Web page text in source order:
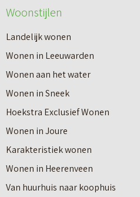
e
r
I
n
8
s
t
a
p
p
e
o
v
e
r
V
a
n
n
Woonstijlen
Landelijk wonen
Wonen in Leeuwarden
Wonen aan het water
Wonen in Sneek
Hoekstra Exclusief Wonen
Wonen in Joure
Karakteristiek wonen
Wonen in Heerenveen
Van huurhuis naar koophuis